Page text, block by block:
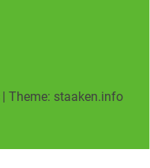
| Theme: staaken.info